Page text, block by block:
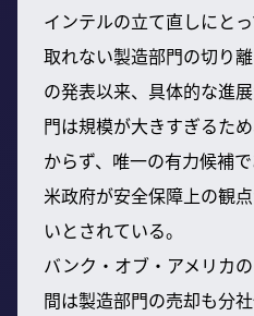
インテルの立て直しにと
取れない製造部門の切り
の発表以来、具体的な進
門は規模が大きすぎるた
からず、唯一の有力候補で
米政府が安全保障上の観
いとされている。
バンク・オブ・アメリカ
間は製造部門の売却も分